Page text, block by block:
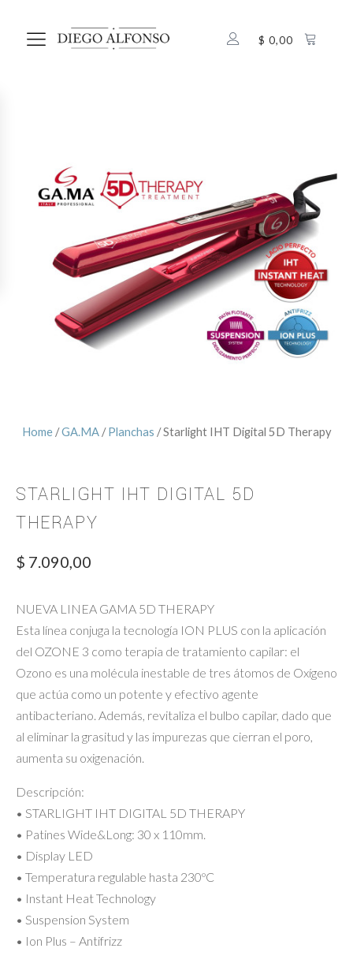
$ 0,00
Home/GA.MA/Planchas / Starlight IHT Digital 5D Therapy
STARLIGHT IHT DIGITAL 5D
THERAPY
$ 7.090,00
NUEVA LINEA GAMA 5D THERAPY
Esta línea conjuga la tecnología ION PLUS con la aplicación
del OZONE 3 como terapia de tratamiento capilar: el
Ozono es una molécula inestable de tres átomos de Oxígeno
que actúa como un potente y efectivo agente
antibacteriano. Además, revitaliza el bulbo capilar, dado que
al eliminar la grasitud y las impurezas que cierran el poro,
aumenta su oxigenación.
Descripción:
• STARLIGHT IHT DIGITAL 5D THERAPY
• Patines Wide&Long: 30 x 110mm.
• Display LED
• Temperatura regulable hasta 230ºC
• Instant Heat Technology
• Suspension System
• Ion Plus – Antifrizz